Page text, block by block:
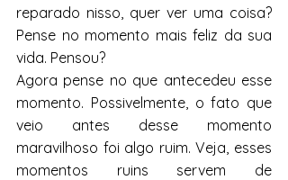
reparado nisso, quer ver uma coisa?
Pense no momento mais feliz da sua
vida. Pensou?
Agora pense no que antecedeu esse
momento. Possivelmente, o fato que
veio antes desse momento
maravilhoso foi algo ruim. Veja, esses
momentos ruins servem de